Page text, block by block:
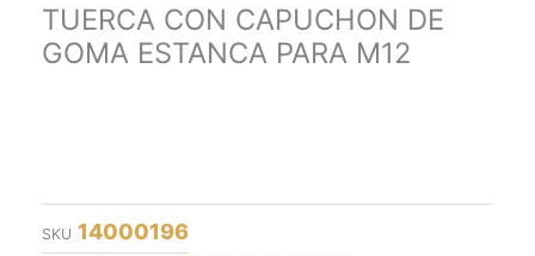
TUERCA CON CAPUCHON DE
GOMA ESTANCA PARA M12
SKU 14000196